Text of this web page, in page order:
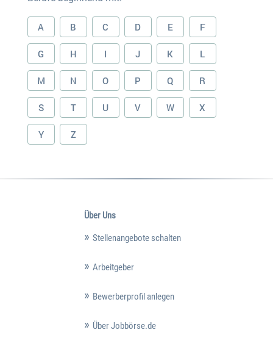
A B C D E F
G H I J K L
M N O P Q R
S T U V W X
Y Z
Über Uns
Stellenangebote schalten
Arbeitgeber
Bewerberprofil anlegen
Über Jobbörse.de